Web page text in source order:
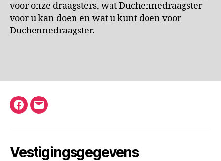
voor onze draagsters, wat Duchennedraagster
voor u kan doen en wat u kunt doen voor
Duchennedraagster.
Facebook
E-
Vestigingsgegevens